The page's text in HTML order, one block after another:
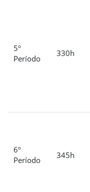
5º
Período
330h
6º
Período
345h